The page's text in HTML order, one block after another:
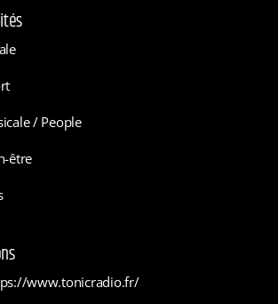
/ People
être
www.tonicradio.fr/